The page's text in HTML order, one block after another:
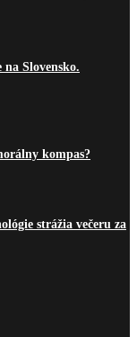
na Slovensko.
kompas?
strážia večeru za